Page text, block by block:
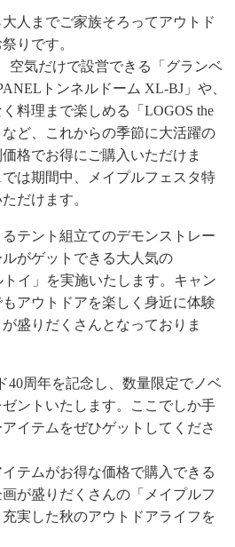
人までご家族そろってアウトド
りです。
空気だけで設営できる「グランベ
トンネルドーム XL-BJ」や、
料理まで楽しめる「LOGOS the
ど、これからの季節に大活躍の
格でお得にご購入いただけま
は期間中、メイプルフェスタ特
だけます。
テント組立てのデモンストレー
がゲットできる大人気の
トイ」を実施いたします。キャン
アウトドアを楽しく身近に体験
盛りだくさんとなっておりま
40周年を記念し、数量限定でノベ
ントいたします。ここでしか手
イテムをぜひゲットしてくださ
テムがお得な価格で購入できる
が盛りだくさんの「メイプルフ
実した秋のアウトドアライフを